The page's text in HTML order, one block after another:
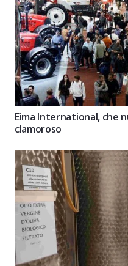
Eima International, che
clamoroso